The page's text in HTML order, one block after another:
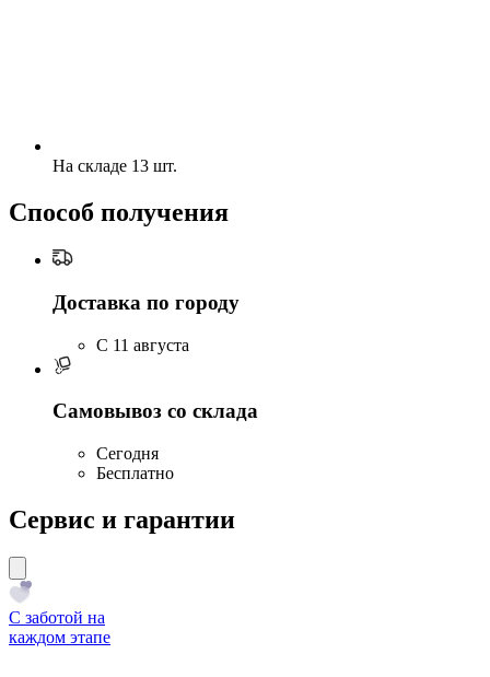
На складе 13 шт.
Способ получения
Доставка по городу
C 11 августа
Самовывоз со склада
Сегодня
Бесплатно
Сервис и гарантии
С заботой на
каждом этапе